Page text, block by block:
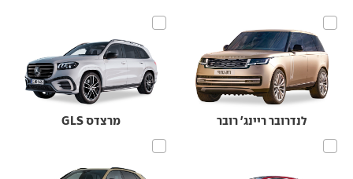
לנדרובר ריינג' רובר מרצדס GLS